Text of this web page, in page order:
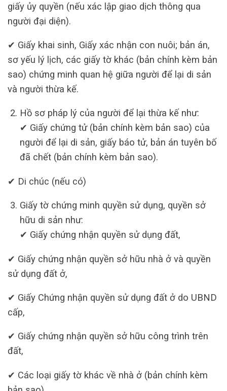
giấy ủy quyền (nếu xác lập giao dịch thông qua
người đại diện).
✔ Giấy khai sinh, Giấy xác nhận con nuôi; bản án,
sơ yếu lý lịch, các giấy tờ khác (bản chính kèm bản
sao) chứng minh quan hệ giữa người để lại di sản
và người thừa kế.
Hồ sơ pháp lý của người để lại thừa kế như:
✔ Giấy chứng tử (bản chính kèm bản sao) của
người để lại di sản, giấy báo tử, bản án tuyên bố
đã chết (bản chính kèm bản sao).
✔ Di chúc (nếu có)
Giấy tờ chứng minh quyền sử dụng, quyền sở
hữu di sản như:
✔ Giấy chứng nhận quyền sử dụng đất,
✔ Giấy chứng nhận quyền sở hữu nhà ở và quyền
sử dụng đất ở,
✔ Giấy Chứng nhận quyền sử dụng đất ở do UBND
cấp,
✔ Giấy chứng nhận quyền sở hữu công trình trên
đất,
✔ Các loại giấy tờ khác về nhà ở (bản chính kèm